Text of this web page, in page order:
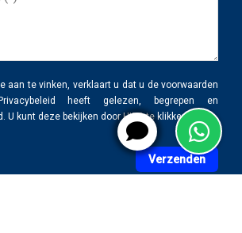
aan te vinken, verklaart u dat u de voorwaarden
heeft gelezen, begrepen en
U kunt deze bekijken door HIER te klikken.
Verzenden